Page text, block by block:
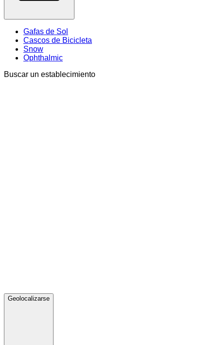
Gafas de Sol
Cascos de Bicicleta
Snow
Ophthalmic
Buscar un establecimiento
Geolocalizarse